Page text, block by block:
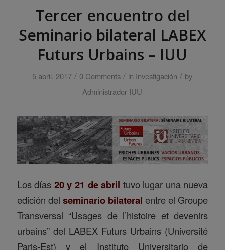
Tercer encuentro del
Seminario bilateral LABEX
Futurs Urbains – IUU
5 abril, 2017 / 0 Comments / in Investigación / by
Administrador IUU
Los días 20 y 21 de abril tuvo lugar una nueva
edición del seminario bilateral entre el Groupe
Transversal “Usages de l’histoire et devenirs
urbains” del LABEX Futurs Urbains (Université
Paris-Est) y el Instituto Universitario de